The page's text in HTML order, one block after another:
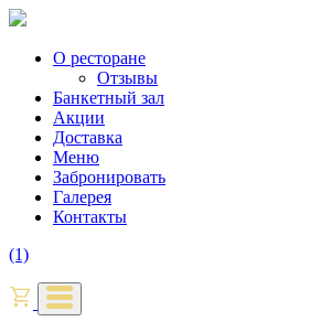
О ресторане
Отзывы
Банкетный зал
Акции
Доставка
Меню
Забронировать
Галерея
Контакты
(1)